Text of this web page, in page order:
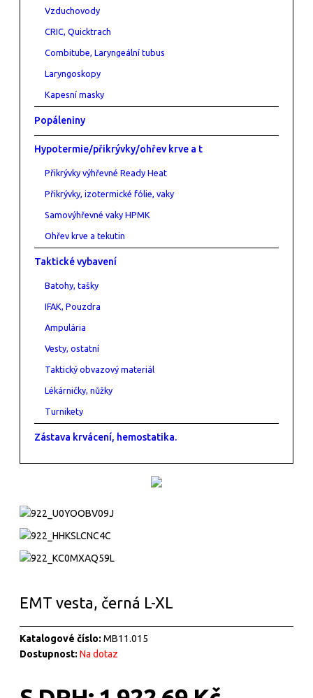
Vzduchovody
CRIC, Quicktrach
Combitube, Laryngeální tubus
Laryngoskopy
Kapesní masky
Popáleniny
Hypotermie/přikrývky/ohřev krve a t
Přikrývky výhřevné Ready Heat
Přikrývky, izotermické fólie, vaky
Samovýhřevné vaky HPMK
Ohřev krve a tekutin
Taktické vybavení
Batohy, tašky
IFAK, Pouzdra
Ampulária
Vesty, ostatní
Taktický obvazový materiál
Lékárničky, nůžky
Turnikety
Zástava krvácení, hemostatika.
EMT vesta, černá L-XL
Katalogové číslo: MB11.015
Dostupnost: Na dotaz